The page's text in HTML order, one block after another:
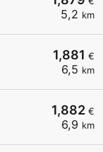
5,2 km
1,881 €
6,5 km
1,882 €
6,9 km